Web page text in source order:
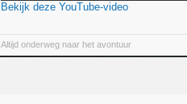
Bekijk deze YouTube-video
Altijd onderweg naar het avontuur